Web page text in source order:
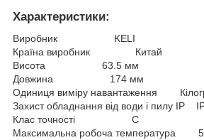
Характеристики:
Виробник KELI
Країна виробник Китай
Висота 63.5 мм
Довжина 174 мм
Одиниця виміру навантаження
Захист обладнання від води і пилу IP
Клас точності C
Максимальна робоча температура